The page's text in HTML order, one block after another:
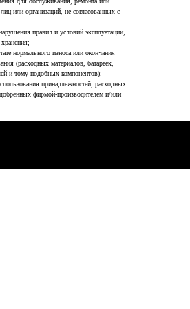
или организаций, не согласованных с
правил и условий эксплуатации,
нормального износа или окончания
(расходных материалов, батареек,
и тому подобных компонентов);
принадлежностей, расходных
фирмой-производителем и/или